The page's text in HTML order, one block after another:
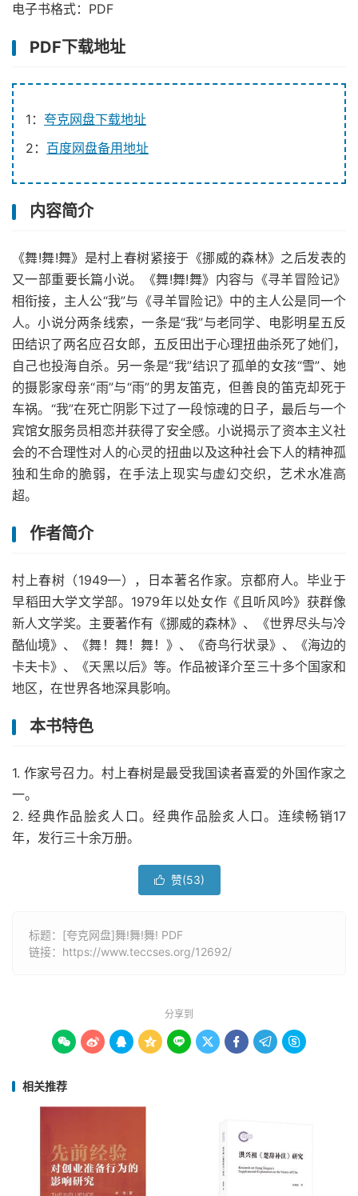
电子书格式：PDF
PDF下载地址
1： 夸克网盘下载地址
2： 百度网盘备用地址
内容简介
《舞!舞!舞》是村上春树紧接于《挪威的森林》之后发表的
又一部重要长篇小说。《舞!舞!舞》内容与《寻羊冒险记》
相衔接，主人公“我”与《寻羊冒险记》中的主人公是同一个
人。小说分两条线索，一条是“我”与老同学、电影明星五反
田结识了两名应召女郎，五反田出于心理扭曲杀死了她们，
自己也投海自杀。另一条是“我”结识了孤单的女孩“雪”、她
的摄影家母亲“雨”与“雨”的男友笛克，但善良的笛克却死于
车祸。“我”在死亡阴影下过了一段惊魂的日子，最后与一个
宾馆女服务员相恋并获得了安全感。小说揭示了资本主义社
会的不合理性对人的心灵的扭曲以及这种社会下人的精神孤
独和生命的脆弱，在手法上现实与虚幻交织，艺术水准高
超。
作者简介
村上春树（1949—），日本著名作家。京都府人。毕业于
早稻田大学文学部。1979年以处女作《且听风吟》获群像
新人文学奖。主要著作有《挪威的森林》、《世界尽头与冷
酷仙境》、《舞！舞！舞！》、《奇鸟行状录》、《海边的
卡夫卡》、《天黑以后》等。作品被译介至三十多个国家和
地区，在世界各地深具影响。
本书特色
1. 作家号召力。村上春树是最受我国读者喜爱的外国作家之
一。
2. 经典作品脍炙人口。经典作品脍炙人口。连续畅销17
年，发行三十余万册。
 赞(53)
标题：[夸克网盘]舞!舞!舞! PDF
链接： https://www.teccses.org/12692/
分享到
        
相关推荐